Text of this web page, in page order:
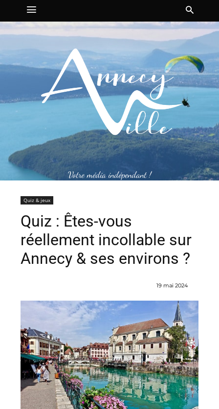
Votre média indépendant !
Quiz & jeux
Quiz : Êtes-vous
réellement incollable sur
Annecy & ses environs ?
19 mai 2024